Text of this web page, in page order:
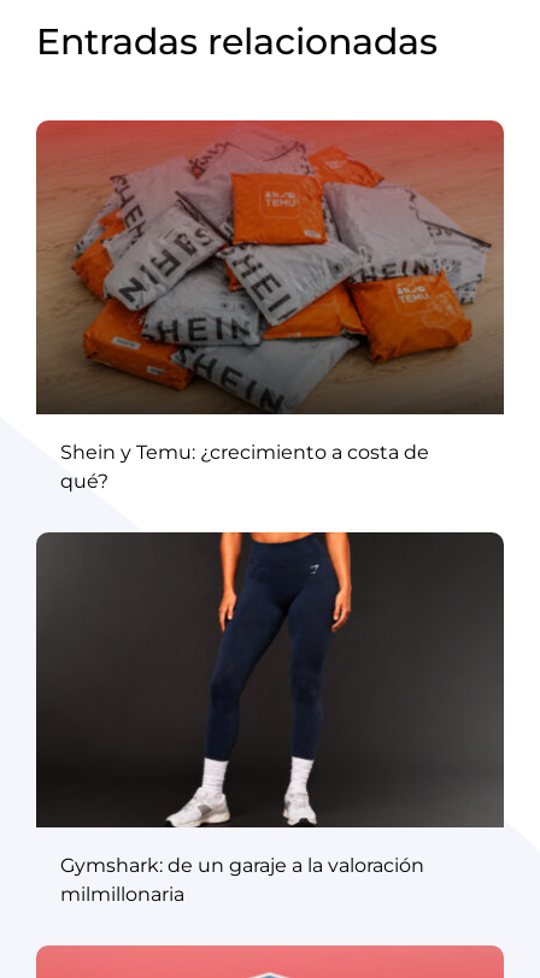
Entradas relacionadas
Shein y Temu: ¿crecimiento a costa de
qué?
Gymshark: de un garaje a la valoración
milmillonaria